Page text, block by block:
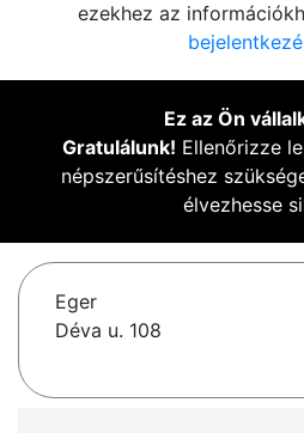
ezekhez az
Ez az Ön
Gratulálunk! Ellenőrizze
népszerűsítéshez
élvezhesse
Eger
Déva u. 108